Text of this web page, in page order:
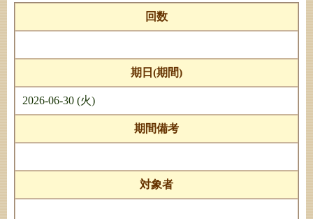
回数
期日(期間)
2026-06-30 (火)
期間備考
対象者